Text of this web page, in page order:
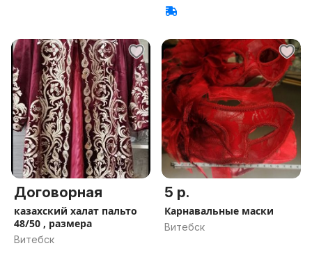
Договорная
казахский халат пальто
48/50 , размера
Витебск
5 р.
Карнавальные маски
Витебск